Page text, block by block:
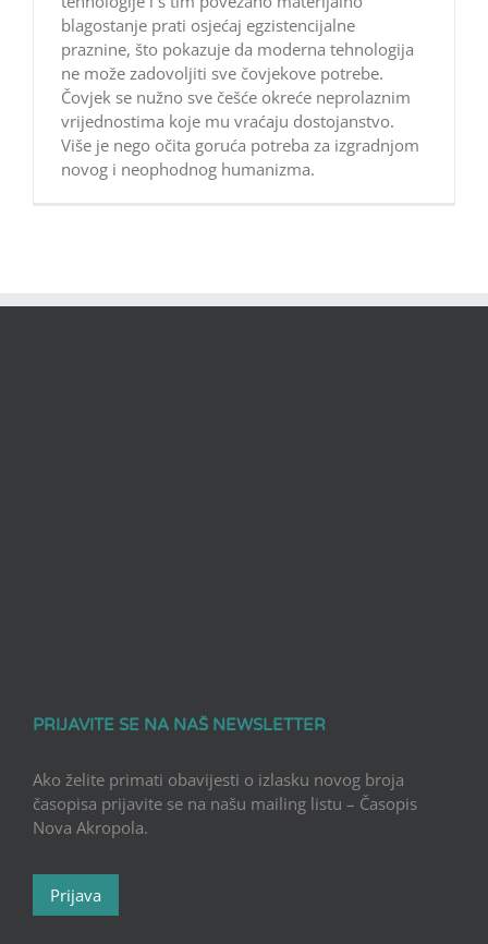
blagostanje prati osjećaj egzistencijalne
praznine, što pokazuje da moderna tehnologija
ne može zadovoljiti sve čovjekove potrebe.
Čovjek se nužno sve češće okreće neprolaznim
vrijednostima koje mu vraćaju dostojanstvo.
Više je nego očita goruća potreba za izgradnjom
novog i neophodnog humanizma.
PRIJAVITE SE NA NAŠ NEWSLETTER
Ako želite primati obavijesti o izlasku novog broja
časopisa prijavite se na našu mailing listu – Časopis
Nova Akropola.
Prijava